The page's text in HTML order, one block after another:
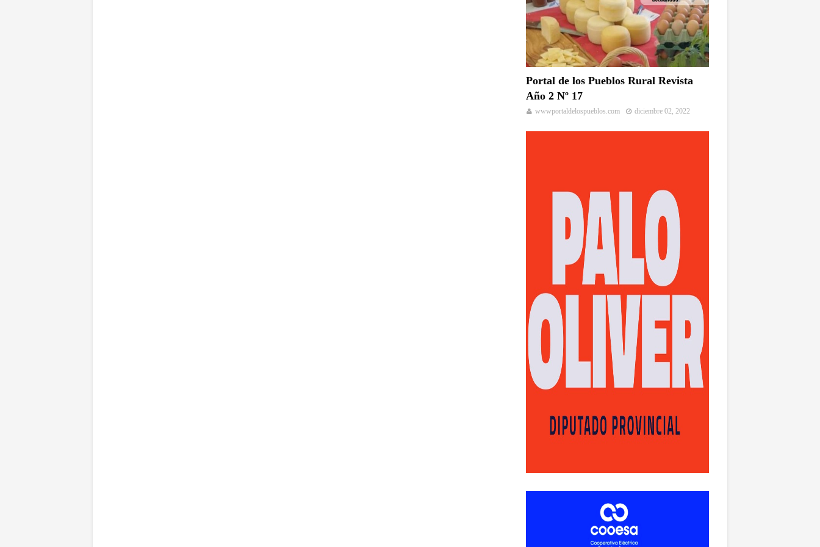
Portal de los Pueblos Rural Revista
Año 2 Nº 17
wwwportaldelospueblos.com diciembre 02, 2022